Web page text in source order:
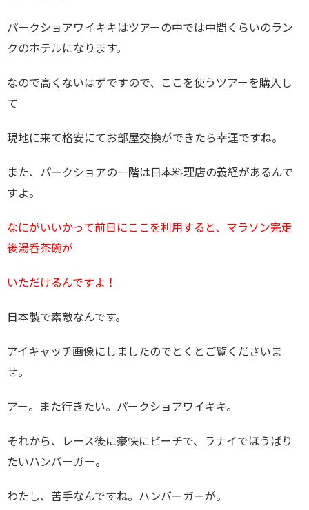
パークショアワイキキはツアーの中では中間くらいのラン
クのホテルになります。
なので高くないはずですので、ここを使うツアーを購入し
て
現地に来て格安にてお部屋交換ができたら幸運ですね。
また、パークショアの一階は日本料理店の義経があるんで
すよ。
なにがいいかって前日にここを利用すると、マラソン完走
後湯呑茶碗が
いただけるんですよ！
日本製で素敵なんです。
アイキャッチ画像にしましたのでとくとご覧くださいま
せ。
アー。また行きたい。パークショアワイキキ。
それから、レース後に豪快にビーチで、ラナイでほうばり
たいハンバーガー。
わたし、苦手なんですね。ハンバーガーが。